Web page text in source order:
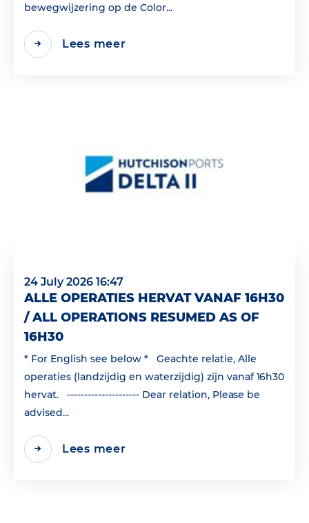
bewegwijzering op de Color...
Lees meer
24 July 2026 16:47
ALLE OPERATIES HERVAT VANAF 16H30
/ ALL OPERATIONS RESUMED AS OF
16H30
* For English see below * Geachte relatie, Alle
operaties (landzijdig en waterzijdig) zijn vanaf 16h30
hervat. --------------------- Dear relation, Please be
advised...
Lees meer